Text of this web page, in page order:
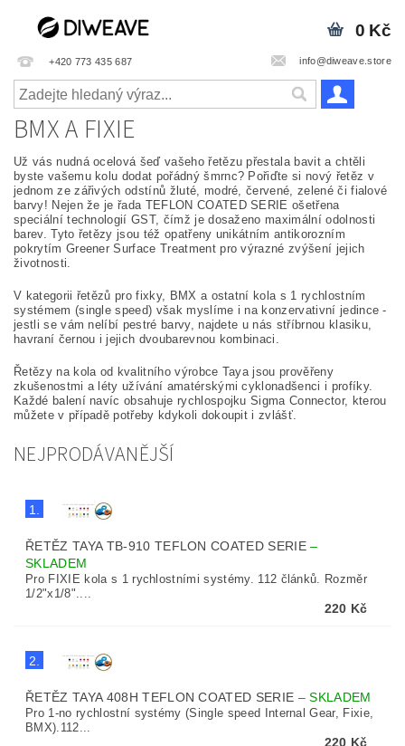
+420 773 435 687 info@diweave.store
0 Kč
BMX A FIXIE
Už vás nudná ocelová šeď vašeho řetězu přestala bavit a chtěli
byste vašemu kolu dodat pořádný šmrnc? Pořiďte si nový řetěz v
jednom ze zářivých odstínů žluté, modré, červené, zelené či fialové
barvy! Nejen že je řada TEFLON COATED SERIE ošetřena
speciální technologií GST, čímž je dosaženo maximální odolnosti
barev. Tyto řetězy jsou též opatřeny unikátním antikorozním
pokrytím Greener Surface Treatment pro výrazné zvýšení jejich
životnosti.
V kategorii řetězů pro fixky, BMX a ostatní kola s 1 rychlostním
systémem (single speed) však myslíme i na konzervativní jedince -
jestli se vám nelíbí pestré barvy, najdete u nás stříbrnou klasiku,
havraní černou i jejich dvoubarevnou kombinaci.
Řetězy na kola od kvalitního výrobce Taya jsou prověřeny
zkušenostmi a léty užívání amatérskými cyklonadšenci i profíky.
Každé balení navíc obsahuje rychlospojku Sigma Connector, kterou
můžete v případě potřeby kdykoli dokoupit i zvlášť.
NEJPRODÁVANĚJŠÍ
1.
ŘETĚZ TAYA TB-910 TEFLON COATED SERIE–
SKLADEM
Pro FIXIE kola s 1 rychlostními systémy. 112 článků. Rozměr
1/2"x1/8"....
220 Kč
2.
ŘETĚZ TAYA 408H TEFLON COATED SERIE –SKLADEM
Pro 1-no rychlostní systémy (Single speed Internal Gear, Fixie,
BMX).112...
220 Kč